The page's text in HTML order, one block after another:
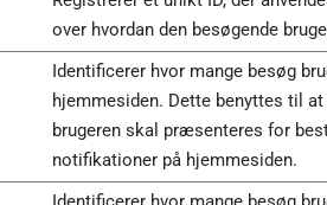
over hvordan den besøgende
Identificerer hvor mange besøg
hjemmesiden. Dette benyttes til
brugeren skal præsenteres for
notifikationer på hjemmesiden.